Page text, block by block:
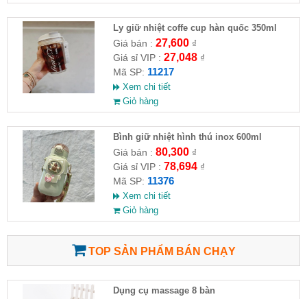
Ly giữ nhiệt coffe cup hàn quốc 350ml
Giá bán : 27,600₫
Giá sỉ VIP : 27,048₫
Mã SP: 11217
Xem chi tiết
Giỏ hàng
Bình giữ nhiệt hình thú inox 600ml
Giá bán : 80,300₫
Giá sỉ VIP : 78,694₫
Mã SP: 11376
Xem chi tiết
Giỏ hàng
TOP SẢN PHẨM BÁN CHẠY
Dụng cụ massage 8 bàn